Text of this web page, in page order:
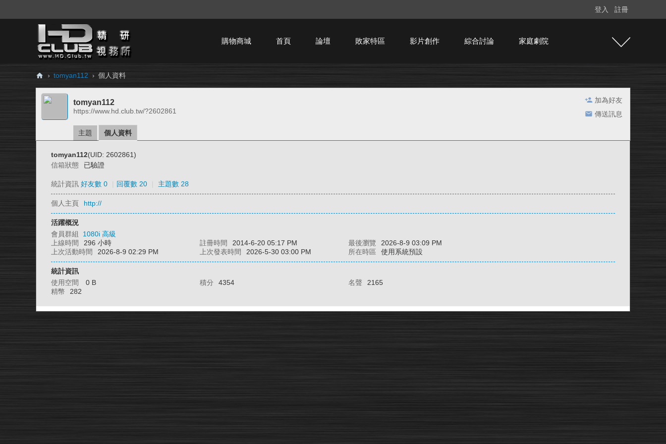
登入 註冊
購物商城 首頁 論壇 敗家特區 影片創作 綜合討論 家庭劇院
H
Cl
› tomyan112 › 個人資料
加為好友
傳送訊息
tomyan112
https://www.hd.club.tw/?2602861
主題 個人資料
tomyan112(UID: 2602861)
信箱狀態
已驗證
統計資訊 好友數 0 回覆數 20 主題數 28
個人主頁 http://
活躍概況
會員群組 1080i 高級
上線時間
296 小時 註冊時間 2014-6-20 05:17 PM 最後瀏覽
2026-8-9 03:09 PM
上次活動時間
2026-8-9 02:29 PM 上次發表時間 2026-5-30 03:00 PM 所在時區 使用系統預設
統計資訊
使用空間
0 B 積分 4354 名聲
2165
精幣
282